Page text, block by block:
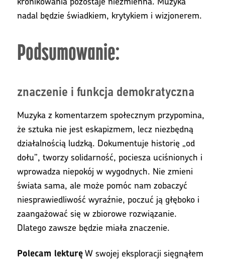
nadal będzie świadkiem, krytykiem i wizjonerem.
Podsumowanie:
znaczenie i funkcja demokratyczna
Muzyka z komentarzem społecznym przypomina,
że sztuka nie jest eskapizmem, lecz niezbędną
działalnością ludzką. Dokumentuje historię „od
dołu”, tworzy solidarność, pociesza uciśnionych i
wprowadza niepokój w wygodnych. Nie zmieni
świata sama, ale może pomóc nam zobaczyć
niesprawiedliwość wyraźnie, poczuć ją głęboko i
zaangażować się w zbiorowe rozwiązanie.
Dlatego zawsze będzie miała znaczenie.
Polecam lekturęW swojej eksploracji sięgnąłem